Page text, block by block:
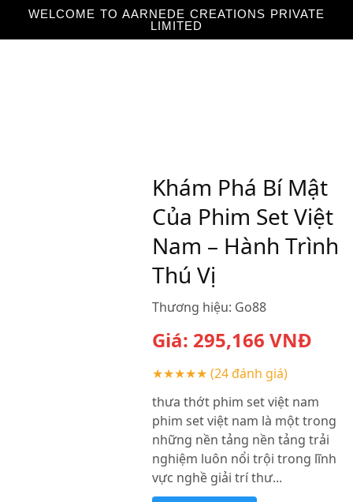
WELCOME TO AARNEDE CREATIONS PRIVATE
LIMITED
Khám Phá Bí Mật
Của Phim Set Việt
Nam – Hành Trình
Thú Vị
Thương hiệu: Go88
Giá: 295,166 VNĐ
★★★★★ (24 đánh giá)
thưa thớt phim set việt nam
phim set việt nam là một trong
những nền tảng nền tảng trải
nghiệm luôn nổi trội trong lĩnh
vực nghề giải trí thư...